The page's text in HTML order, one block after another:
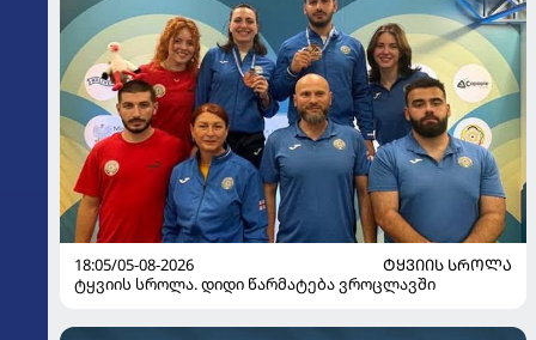
18:05/05-08-2026
ᲢᲧᲕᲘᲘᲡ ᲡᲠᲝᲚᲐ
ტყვიის სროლა. დიდი წარმატება ვროცლავში